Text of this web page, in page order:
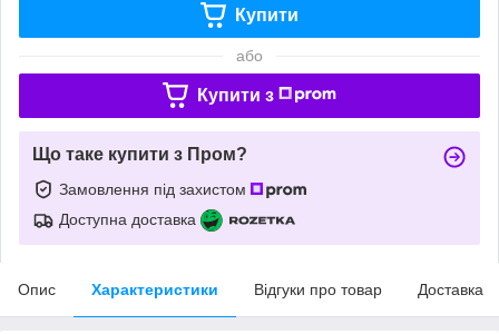
Купити
або
Купити з
Що таке купити з Пром?
Замовлення під захистом
Доступна доставка
Опис Характеристики Відгуки про товар Доставка